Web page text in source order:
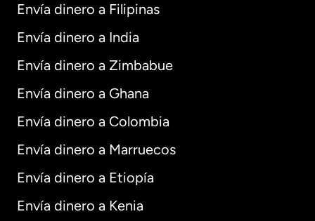
Envía dinero a Filipinas
Envía dinero a India
Envía dinero a Zimbabue
Envía dinero a Ghana
Envía dinero a Colombia
Envía dinero a Marruecos
Envía dinero a Etiopía
Envía dinero a Kenia